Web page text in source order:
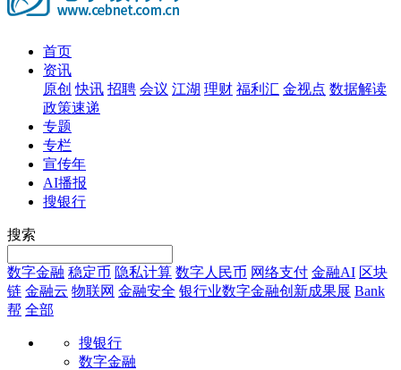
首页
资讯
原创 快讯 招聘 会议 江湖 理财 福利汇 金视点 数据解读
政策速递
专题
专栏
宣传年
AI播报
搜银行
搜索
数字金融 稳定币 隐私计算 数字人民币 网络支付 金融AI 区块
链 金融云 物联网 金融安全 银行业数字金融创新成果展 Bank
帮 全部
搜银行
数字金融